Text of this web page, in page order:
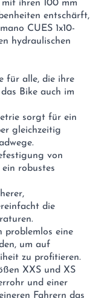
ihren 100 mm
entschärft,
CUES 1x10-
hydraulischen
für alle, die ihre
Bike auch im
sorgt für ein
gleichzeitig
von
robustes
die
problemlos eine
um auf
zu profitieren.
XXS und XS
und einer
Fahrern das